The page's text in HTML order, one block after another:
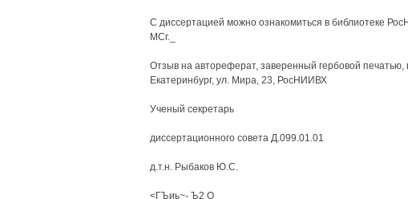
С диссертацией можно ознакомиться в библиотеке
МСг._
Отзыв на автореферат, заверенный гербовой
Екатеринбург, ул. Мира, 23, РосНИИВХ
Ученый секретарь
диссертационного совета Д.099.01.01
д.т.н. Рыбаков Ю.С.
<ГЪиь~- Ъ2 О